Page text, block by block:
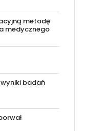
metodę
medycznego
badań